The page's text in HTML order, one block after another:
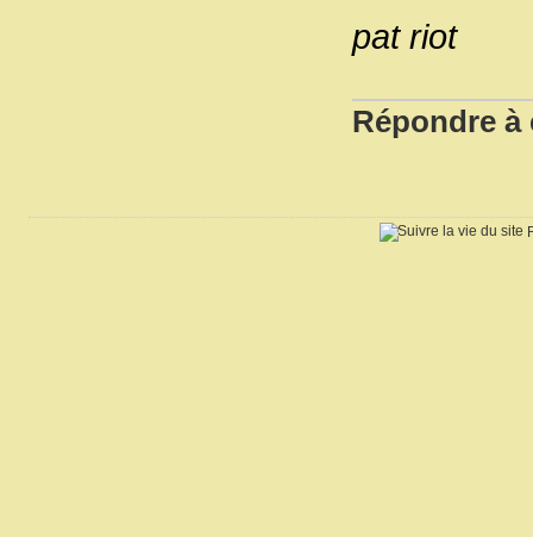
pat riot
Répondre à